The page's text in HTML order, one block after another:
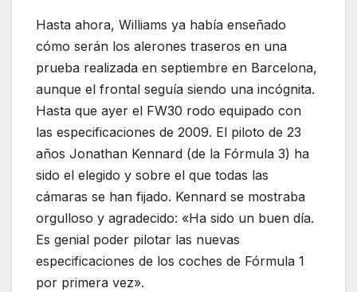
Hasta ahora, Williams ya había enseñado
cómo serán los alerones traseros en una
prueba realizada en septiembre en Barcelona,
aunque el frontal seguía siendo una incógnita.
Hasta que ayer el FW30 rodo equipado con
las especificaciones de 2009. El piloto de 23
años Jonathan Kennard (de la Fórmula 3) ha
sido el elegido y sobre el que todas las
cámaras se han fijado. Kennard se mostraba
orgulloso y agradecido: «Ha sido un buen día.
Es genial poder pilotar las nuevas
especificaciones de los coches de Fórmula 1
por primera vez».